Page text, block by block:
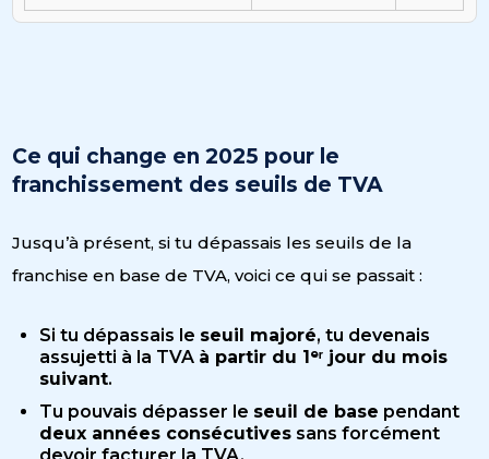
Ce qui change en 2025 pour le
franchissement des seuils de TVA
Jusqu’à présent, si tu dépassais les seuils de la
franchise en base de TVA, voici ce qui se passait :
Si tu dépassais le seuil majoré, tu devenais
assujetti à la TVA à partir du 1ᵉʳ jour du mois
suivant.
Tu pouvais dépasser le seuil de base pendant
deux années consécutives sans forcément